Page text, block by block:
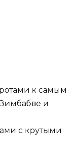
к самым
и
с крутыми